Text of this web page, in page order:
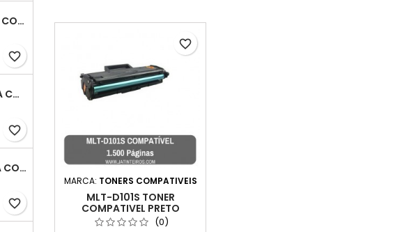
PFI-050 Y TINTA COMPATÍVEL AMARELO
favorite_border
PFI-050 M TINTA COMPATÍVEL MAGENTA
favorite_border
PFI-050 C TINTA COMPATÍVEL CIANO
favorite_border
MARCA: TONERS COMPATIVEIS
MLT-D101S TONER
COMPATIVEL PRETO
ML2160, SCX3405
(0)
favorite_border